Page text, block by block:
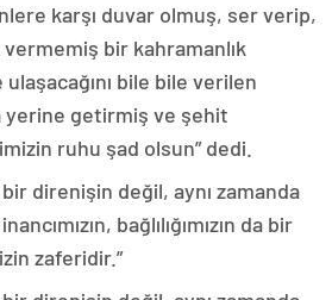
karşı duvar olmuş, ser verip,
bir kahramanlık
bile bile verilen
yerine getirmiş ve şehit
ruhu şad olsun” dedi.
direnişin değil, aynı zamanda
bağlılığımızın da bir
zaferidir.”